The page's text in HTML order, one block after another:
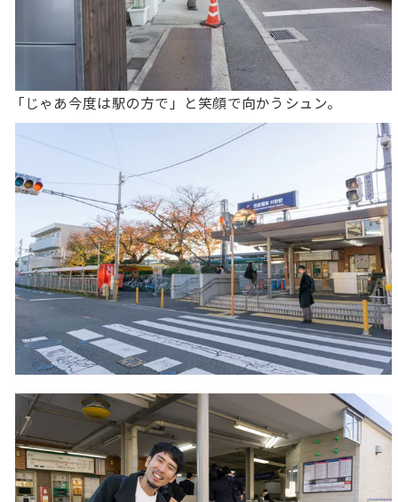
「じゃあ今度は駅の方で」と笑顔で向かうシュン。